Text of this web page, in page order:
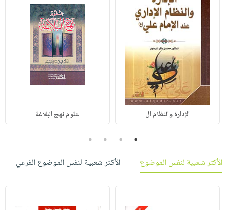
الإدارة والنظام ال علوم نهج البلاغة
1
2
3
4
الأكثر شعبية لنفس الموضوع
الأكثر شعبية لنفس الموضوع الفرعي